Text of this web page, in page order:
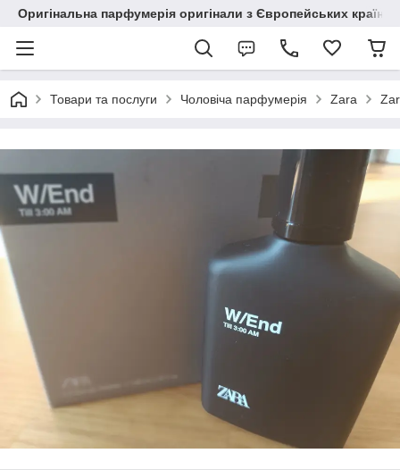
Оригінальна парфумерія оригінали з Європейських країн
Товари та послуги Чоловіча парфумерія Zara